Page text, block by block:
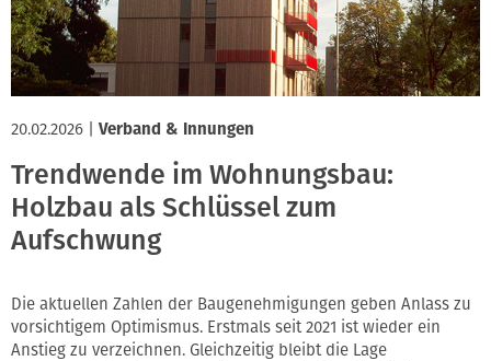
20.02.2026 Verband & Innungen
Trendwende im Wohnungsbau:
Holzbau als Schlüssel zum
Aufschwung
Die aktuellen Zahlen der Baugenehmigungen geben Anlass zu
vorsichtigem Optimismus. Erstmals seit 2021 ist wieder ein
Anstieg zu verzeichnen. Gleichzeitig bleibt die Lage